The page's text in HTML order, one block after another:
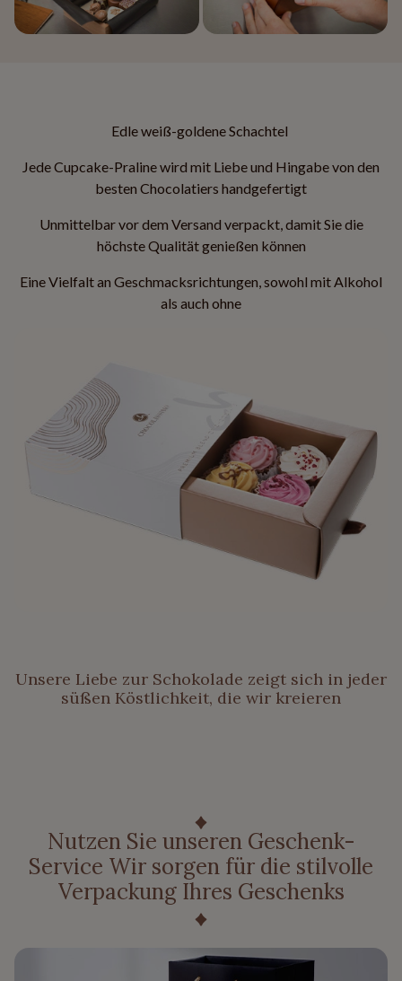
Edle weiß-goldene Schachtel
Jede Cupcake-Praline wird mit Liebe und Hingabe von den
besten Chocolatiers handgefertigt
Unmittelbar vor dem Versand verpackt, damit Sie die
höchste Qualität genießen können
Eine Vielfalt an Geschmacksrichtungen, sowohl mit Alkohol
als auch ohne
Unsere Liebe zur Schokolade zeigt sich in jeder
süßen Köstlichkeit, die wir kreieren
Nutzen Sie unseren Geschenk-
Service Wir sorgen für die stilvolle
Verpackung Ihres Geschenks